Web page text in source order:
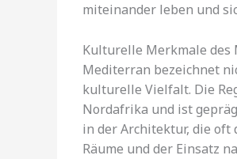
miteinander leben und
Kulturelle Merkmale des
Mediterran bezeichnet
kulturelle Vielfalt. Die
Nordafrika und ist
in der Architektur, die oft
Räume und der Einsatz